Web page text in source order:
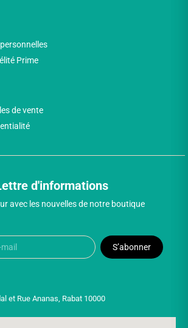
Prime
de vente
d'informations
avec les nouvelles de notre boutique
S’abonner
et Rue Ananas, Rabat 10000